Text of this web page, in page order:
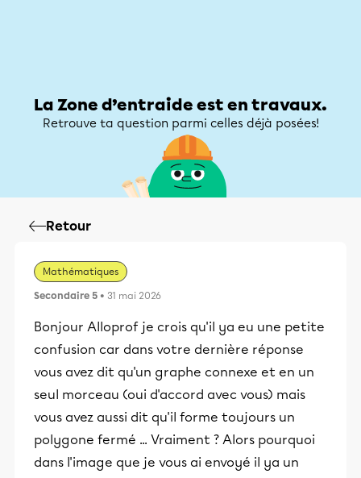
La Zone d’entraide est en travaux.
Retrouve ta question parmi celles déjà posées!
Retour
Mathématiques
Secondaire 5 • 31 mai 2026
Bonjour Alloprof je crois qu'il ya eu une petite
confusion car dans votre dernière réponse
vous avez dit qu'un graphe connexe et en un
seul morceau (oui d'accord avec vous) mais
vous avez aussi dit qu'il forme toujours un
polygone fermé ... Vraiment ? Alors pourquoi
dans l'image que je vous ai envoyé il ya un